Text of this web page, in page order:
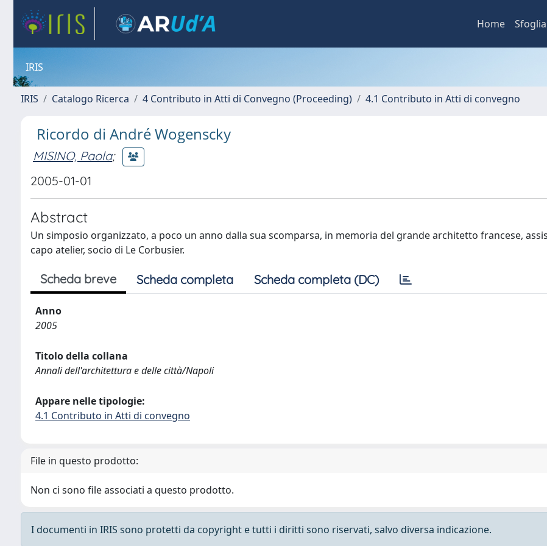
Home Sfoglia
IRIS
IRIS Catalogo Ricerca 4 Contributo in Atti di Convegno (Proceeding) 4.1 Contributo in Atti di convegno
Ricordo di André Wogenscky
MISINO, Paola;
2005-01-01
Abstract
Un simposio organizzato, a poco un anno dalla sua scomparsa, in memoria del grande architetto francese,
capo atelier, socio di Le Corbusier.
Scheda breve Scheda completa Scheda completa (DC)
Anno
2005
Titolo della collana
Annali dell'architettura e delle città/Napoli
Appare nelle tipologie:
4.1 Contributo in Atti di convegno
File in questo prodotto:
Non ci sono file associati a questo prodotto.
I documenti in IRIS sono protetti da copyright e tutti i diritti sono riservati, salvo diversa indicazione.